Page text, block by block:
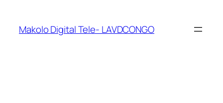
Makolo Digital Tele- LAVDCONGO